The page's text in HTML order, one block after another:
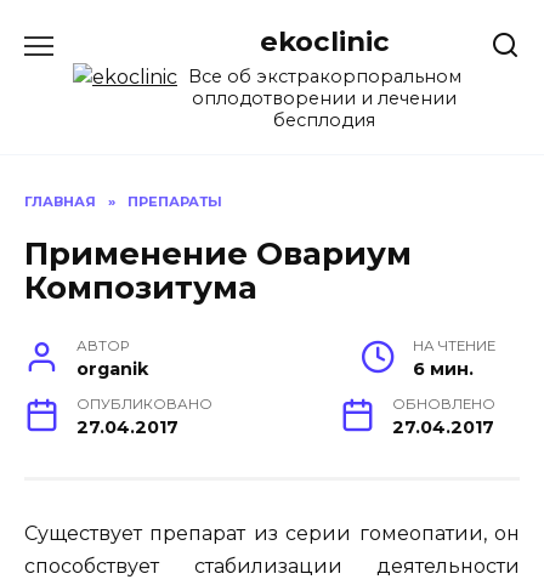
содержанию
ekoclinic
Все об экстракорпоральном
оплодотворении и лечении
бесплодия
ГЛАВНАЯ » ПРЕПАРАТЫ
Применение Овариум
Композитума
АВТОР
organik
НА ЧТЕНИЕ
6 мин.
ОПУБЛИКОВАНО
27.04.2017
ОБНОВЛЕНО
27.04.2017
Существует препарат из серии гомеопатии, он
способствует стабилизации деятельности